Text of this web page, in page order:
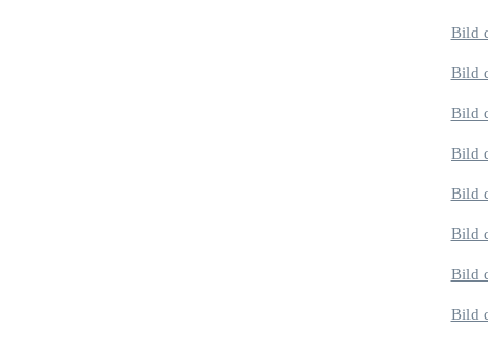
Bild
Bild
Bild
Bild
Bild
Bild
Bild
Bild